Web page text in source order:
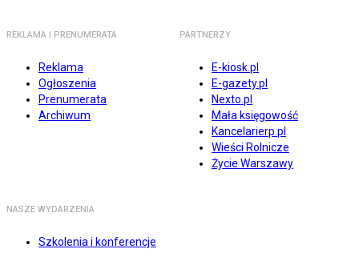
REKLAMA I PRENUMERATA
Reklama
Ogłoszenia
Prenumerata
Archiwum
PARTNERZY
E-kiosk.pl
E-gazety.pl
Nexto.pl
Mała księgowość
Kancelarierp.pl
Wieści Rolnicze
Życie Warszawy
NASZE WYDARZENIA
Szkolenia i konferencje